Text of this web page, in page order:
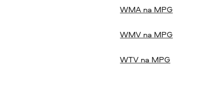
WMA na MPG
WMV na MPG
WTV na MPG